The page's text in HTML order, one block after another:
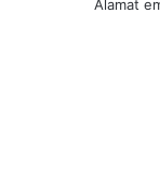
Alamat